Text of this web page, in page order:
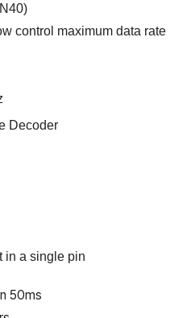
control maximum data rate
Decoder
in a single pin
50ms